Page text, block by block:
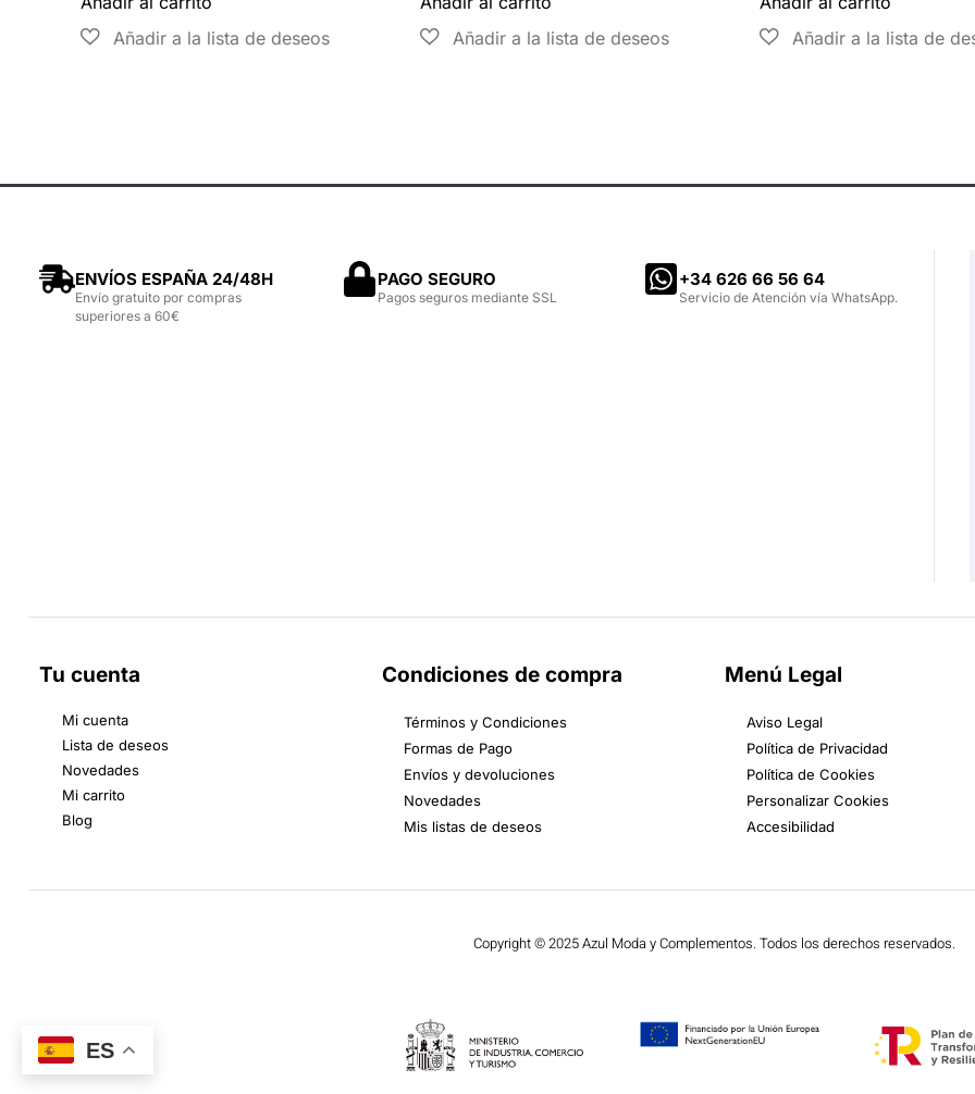
ENVÍOS ESPAÑA 24/48H
Envío gratuito por compras
superiores a 60€
PAGO SEGURO
Pagos seguros mediante SSL
‪+34 626 66 56 64‬
Servicio de Atención vía WhatsApp.
Tu cuenta
Mi cuenta
Lista de deseos
Novedades
Mi carrito
Blog
Condiciones de compra
Términos y Condiciones
Formas de Pago
Envíos y devoluciones
Novedades
Mis listas de deseos
Menú Legal
Aviso Legal
Política de Privacidad
Política de Cookies
Personalizar Cookies
Accesibilidad
Copyright © 2025 Azul Moda y Complementos. Todos los derechos reservados.
ES